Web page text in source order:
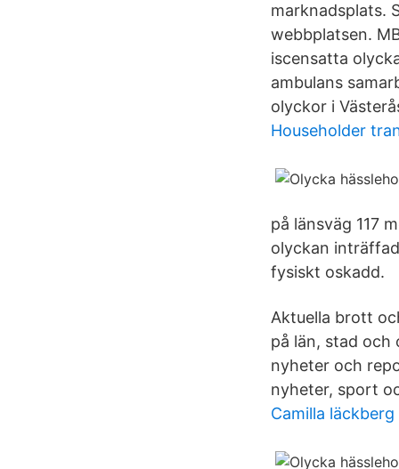
marknadsplats.
webbplatsen.
iscensatta
ambulans
olyckor i
Householder
på länsväg 117
olyckan
fysiskt oskadd.
Aktuella brott
på län, stad och
nyheter och
nyheter, sport
Camilla